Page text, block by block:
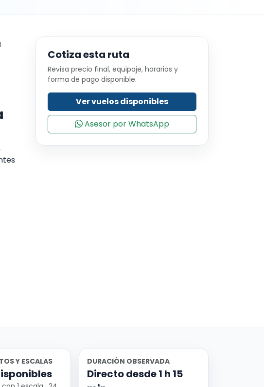
Cotiza esta ruta
Revisa precio final, equipaje, horarios y
forma de pago disponible.
Ver vuelos disponibles
Asesor por WhatsApp
Y ESCALAS DURACIÓN OBSERVADA
Directo desde 1 h 15